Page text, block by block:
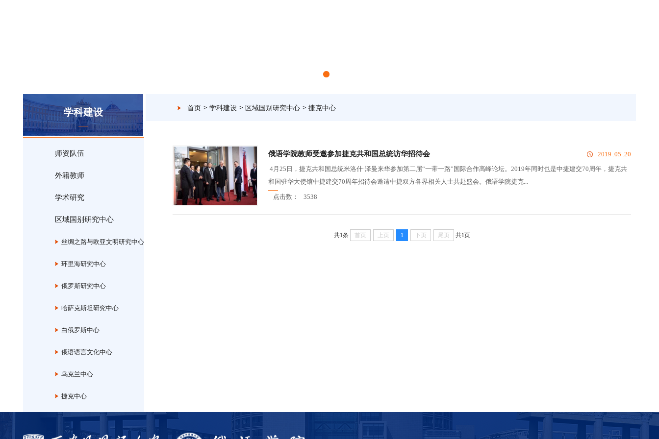
学科建设
师资队伍
外籍教师
学术研究
区域国别研究中心
丝绸之路与欧亚文明研究中心
环里海研究中心
俄罗斯研究中心
哈萨克斯坦研究中心
白俄罗斯中心
俄语语言文化中心
乌克兰中心
捷克中心
首页 > 学科建设 > 区域国别研究中心 > 捷克中心
2019 .05 .20
俄语学院教师受邀参加捷克共和国总统访华招待会
4月25日，捷克共和国总统米洛什·泽曼来华参加第二届“一带一路”国际合作高峰论坛。2019年同时也是中捷建交70周年，捷克共
和国驻华大使馆中捷建交70周年招待会邀请中捷双方各界相关人士共赴盛会。俄语学院捷克...
点击数： 3538
共1条 首页 上页 1 下页 尾页 共1页